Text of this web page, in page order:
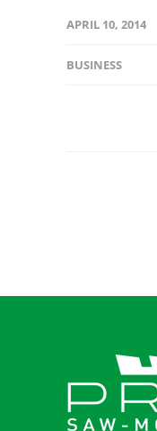
APRIL 10, 2014
BUSINESS